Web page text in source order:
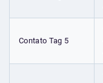
Contato Tag 5